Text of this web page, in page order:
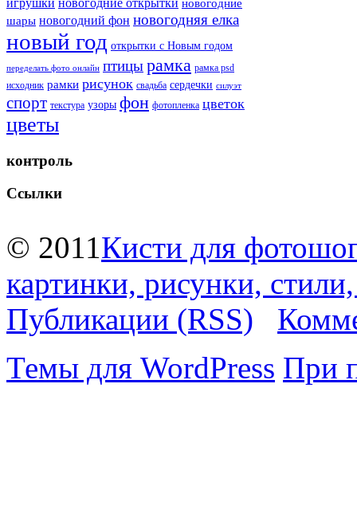
новогодние
шары новогодний фон новогодняя елка
новый год открытки с Новым годом
переделать фото онлайн птицырамка рамка psd
исходник рамки рисунок свадьба сердечки силуэт
спорт текстура узоры фон фотопленка цветок
цветы
контроль
Ссылки
© 2011Кисти для
картинки, рисунки,
Публикации (RSS)
Темы для WordPress При